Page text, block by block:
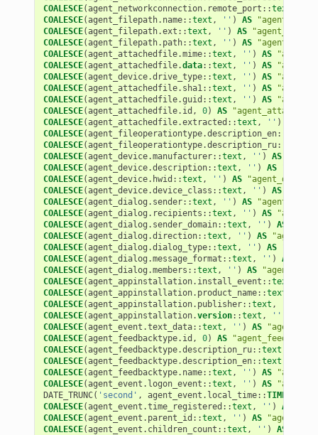
COALESCE(agent_networkconnection. remote_port ::text
COALESCE(agent_filepath. name::text , '' ) AS
COALESCE(agent_filepath.ext ::text , '' ) AS
COALESCE(agent_filepath. path::text , '' ) AS
COALESCE(agent_attachedfile.mime::text , '' ) AS
COALESCE(agent_attachedfile.data::text , '' ) AS
COALESCE(agent_device.drive_type::text , '' ) AS
COALESCE(agent_attachedfile. sha1::text , '' ) AS
COALESCE(agent_attachedfile.guid ::text , '' ) AS
COALESCE(agent_attachedfile. id , 0) AS
COALESCE(agent_attachedfile.extracted ::text , '' )
COALESCE(agent_fileoperationtype.description_en::
COALESCE(agent_fileoperationtype.description_ru::
COALESCE(agent_device.manufacturer::text , '' ) AS
COALESCE(agent_device.description::text , '' ) AS
COALESCE(agent_device. hwid ::text , '' ) AS
COALESCE(agent_device.device_class ::text , '' ) AS
COALESCE(agent_dialog . sender::text , '' ) AS
COALESCE(agent_dialog . recipients ::text , '' ) AS
COALESCE(agent_dialog . sender_domain::text , '' ) AS
COALESCE(agent_dialog .direction::text , '' ) AS
COALESCE(agent_dialog .dialog_type::text , '' ) AS
COALESCE(agent_dialog .message_format ::text , '' ) AS
COALESCE(agent_dialog .members ::text , '' ) AS
COALESCE(agent_appinstallation. install_event ::text
COALESCE(agent_appinstallation. product_name::text
COALESCE(agent_appinstallation. publisher::text ,
COALESCE(agent_appinstallation.version::text , ''
COALESCE(agent_event .text_data::text , '' ) AS
COALESCE(agent_feedbacktype. id , 0) AS
COALESCE(agent_feedbacktype.description_ru::text
COALESCE(agent_feedbacktype.description_en::text
COALESCE(agent_feedbacktype. name::text , '' ) AS
COALESCE(agent_event . logon_event ::text , '' ) AS
DATE_TRUNC( 'second' , agent_event . local_time::TIMESTAMP
COALESCE(agent_event .time_registered ::text , '' ) AS
COALESCE(agent_event . parent_id ::text , '' ) AS
COALESCE(agent_event . children_count ::text , '' ) AS